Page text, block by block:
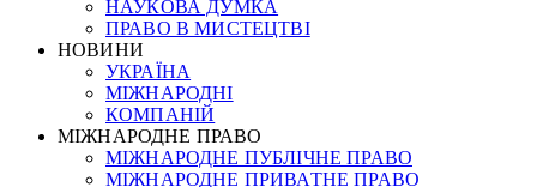
НАУКОВА ДУМКА
ПРАВО В МИСТЕЦТВІ
НОВИНИ
УКРАЇНА
МІЖНАРОДНІ
КОМПАНІЙ
МІЖНАРОДНЕ ПРАВО
МІЖНАРОДНЕ ПУБЛІЧНЕ ПРАВО
МІЖНАРОДНЕ ПРИВАТНЕ ПРАВО